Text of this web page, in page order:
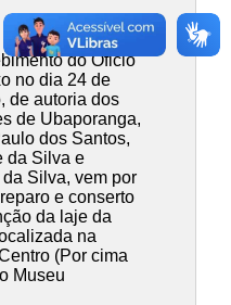
do Oficio
no dia 24 de
de autoria dos
de Ubaporanga,
dos Santos,
da Silva e
Silva, vem por
e conserto
da laje da
na
(Por cima
Museu